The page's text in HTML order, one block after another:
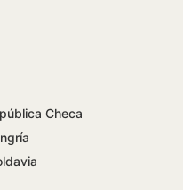
Checa